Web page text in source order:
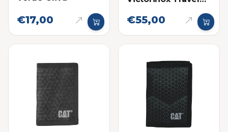
€17,00 €55,00